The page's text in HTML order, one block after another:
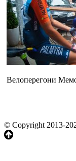
Велоперегони
© Copyright 2013-